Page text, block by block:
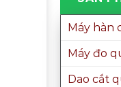
Máy hàn
Máy đo
Dao cắt